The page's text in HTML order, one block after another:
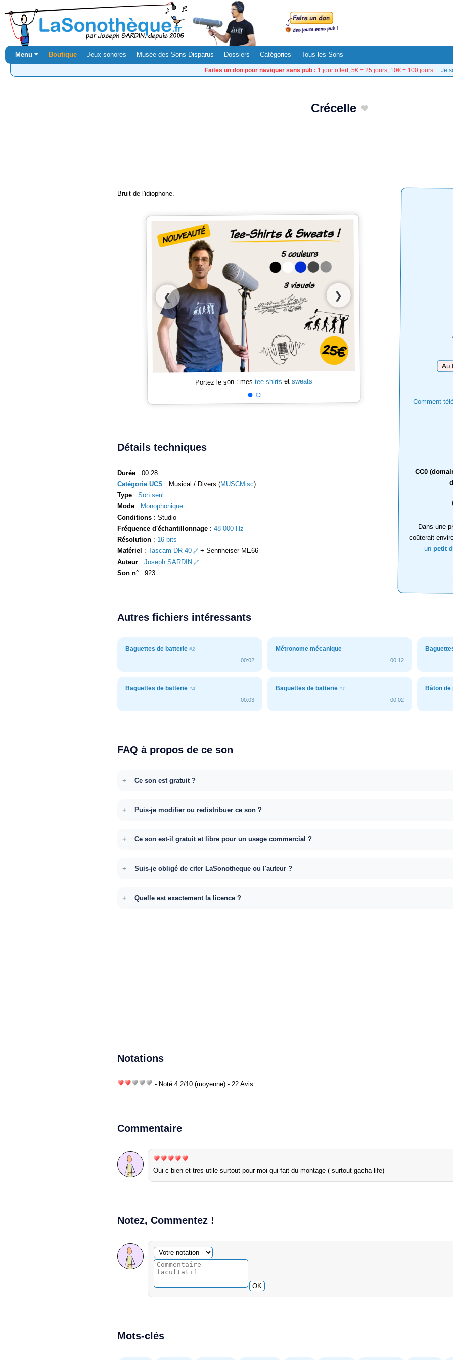
Menu ⏷ Boutique Jeux sonores Musée des Sons Disparus Dossiers Catégories Tous les Sons
Faites un don pour naviguer sans pub : 1 jour offert, 5€ = 25 jours, 10€ = 100 jours… Je
Crécelle
Comment
CC0
Dans une
coûterait
un petit
Bruit de l'idiophone.
❮ ❯
Portez le son : mestee-shirts etsweats
Détails techniques
Durée : 00:28
Catégorie UCS : Musical / Divers (MUSCMisc)
Type : Son seul
Mode : Monophonique
Conditions : Studio
Fréquence d'échantillonnage : 48 000 Hz
Résolution : 16 bits
Matériel : Tascam DR-40
+ Sennheiser ME66
Auteur : Joseph SARDIN
Son n° : 923
Autres fichiers intéressants
Baguettes de batterie #2
00:02
Métronome mécanique
00:12
Baguettes de batterie #4
00:03
Baguettes de batterie #1
00:02
Bâton de
FAQ à propos de ce son
Ce son est gratuit ?
Puis-je modifier ou redistribuer ce son ?
Ce son est-il gratuit et libre pour un usage commercial ?
Suis-je obligé de citer LaSonotheque ou l'auteur ?
Quelle est exactement la licence ?
Notations
- Noté 4.2/10 (moyenne) - 22 Avis
Commentaire
Oui c bien et tres utile surtout pour moi qui fait du montage ( surtout gacha life)
Notez, Commentez !
Commentaire facultatif
Votre notation
OK
Mots-clés